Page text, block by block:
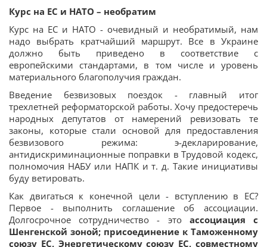
Курс на ЕС и НАТО – необратим
Курс на ЕС и НАТО - очевидный и необратимый, нам
надо выбрать кратчайший маршрут. Все в Украине
должно быть приведено в соответствие с
европейскими стандартами, в том числе и уровень
материального благополучия граждан.
Введение безвизовых поездок - главный итог
трехлетней реформаторской работы. Хочу предостеречь
народных депутатов от намерений ревизовать те
законы, которые стали основой для предоставления
безвизового режима: э-декларирование,
антидискриминационные поправки в Трудовой кодекс,
полномочия НАБУ или НАПК и т. д. Такие инициативы
буду ветировать.
Как двигаться к конечной цели - вступлению в ЕС?
Первое - выполнить соглашение об ассоциации.
Долгосрочное сотрудничество - это ассоциация с
Шенгенской зоной; присоединение к Таможенному
союзу ЕС, Энергетическому союзу ЕС, совместному